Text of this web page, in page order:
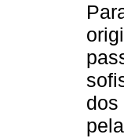
dos